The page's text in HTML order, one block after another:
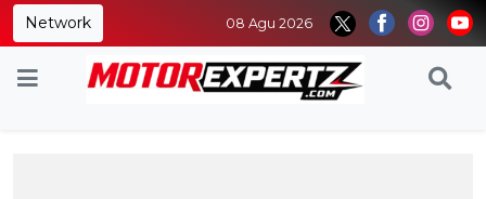
Network 08 Agu 2026